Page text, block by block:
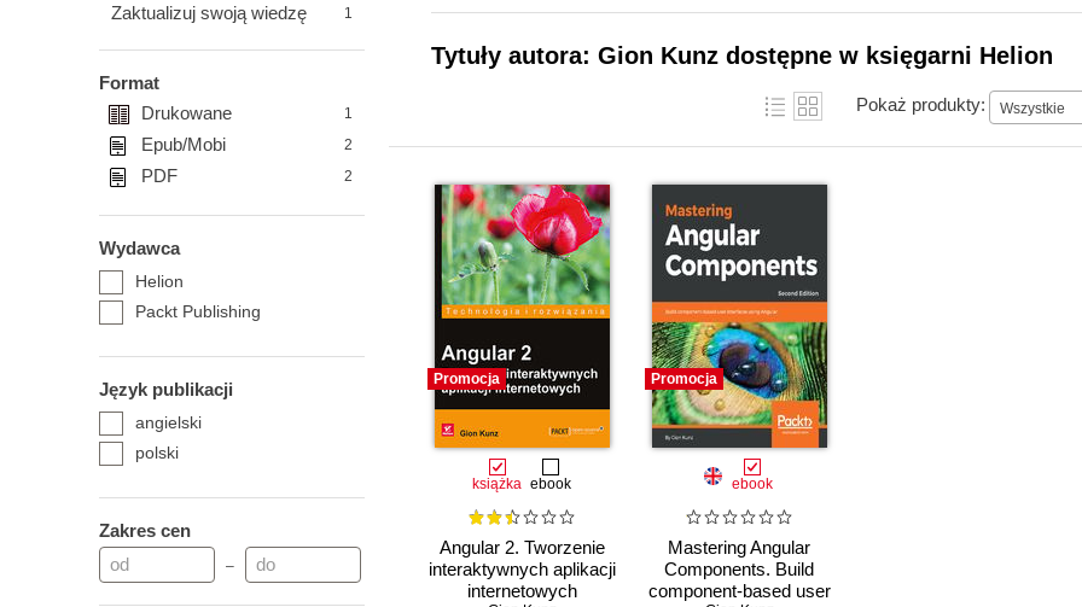
Zaktualizuj swoją wiedzę
1
Format
Drukowane
1
Epub/Mobi 2
PDF 2
Wydawca
Helion
Packt Publishing
Język publikacji
angielski
polski
Zakres cen
–
Tytuły autora: Gion Kunz dostępne w księgarni Helion
Pokaż produkty: Wszystkie
Promocja
książka ebook
Angular 2. Tworzenie
interaktywnych aplikacji
internetowych
Promocja
ebook
Mastering Angular
Components. Build
component-based user